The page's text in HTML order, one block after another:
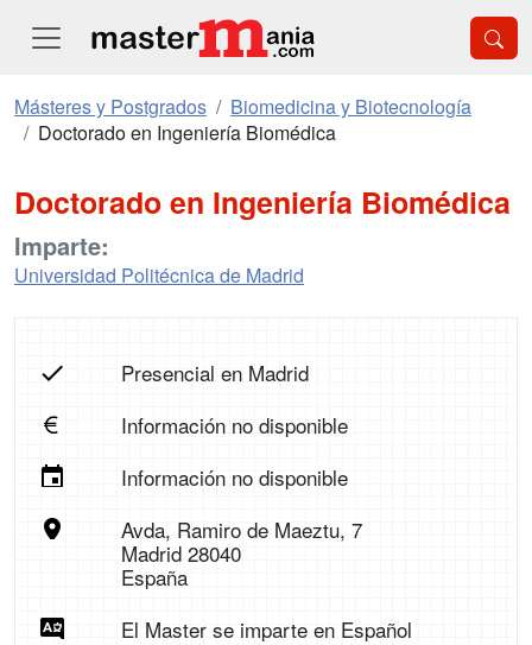
Másteres y Postgrados
Biomedicina y Biotecnología
Doctorado en Ingeniería Biomédica
Doctorado en Ingeniería Biomédica
Imparte:
Universidad Politécnica de Madrid
Presencial en Madrid
Información no disponible
Información no disponible
Avda, Ramiro de Maeztu, 7
Madrid 28040
España
El Master se imparte en Español